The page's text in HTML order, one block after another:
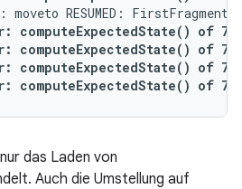
computeExpectedState() of 7
computeExpectedState() of 7
computeExpectedState() of 7
computeExpectedState() of 7
das Laden von
Auch die Umstellung auf